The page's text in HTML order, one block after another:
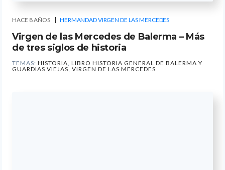
HACE 8 AÑOS HERMANDAD VIRGEN DE LAS MERCEDES
Virgen de las Mercedes de Balerma – Más
de tres siglos de historia
TEMAS: HISTORIA, LIBRO HISTORIA GENERAL DE BALERMA Y
GUARDIAS VIEJAS, VIRGEN DE LAS MERCEDES